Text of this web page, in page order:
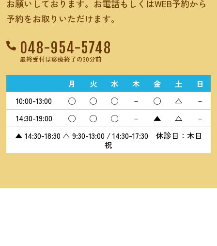
お願いしております。お電話もしくはWEB予約から
予約をお取りいただけます。
048-954-5748
最終受付は診療終了の30分前
月 火 水 木 金 土
日
10:00-13:00
◯ ◯ ◯ － ◯ △
－
14:30-19:00
◯ ◯ ◯ － ▲ △
－
▲ 14:30-18:30 △ 9:30-13:00 / 14:30-17:30 休診日：木日
祝